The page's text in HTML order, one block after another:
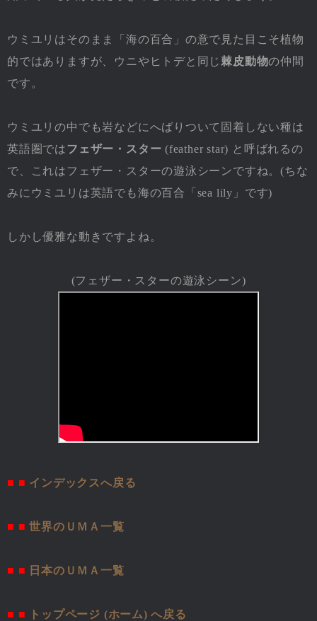
ウミユリはそのまま「海の百合」の意で見た目こそ植物
的ではありますが、ウニやヒトデと同じ 棘皮動物の仲間
です。
ウミユリの中でも岩などにへばりついて固着しない種は
英語圏ではフェザー・スター (feather star) と呼ばれるの
で、これはフェザー・スターの遊泳シーンですね。(ちな
みにウミユリは英語でも海の百合「sea lily」です)
しかし優雅な動きですよね。
(フェザー・スターの遊泳シーン)
■ ■ インデックスへ戻る
■ ■ 世界のＵＭＡ一覧
■ ■ 日本のＵＭＡ一覧
■ ■ トップページ (ホーム) へ戻る